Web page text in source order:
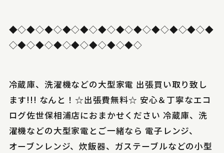
◆◇◆◇◆◇◆◇◆◇◆◇◆◇◆◇◆◇◆◇◆◇◆
◇◆◇◆◇◆◇◆◇◆◇◆◇◆◇
冷蔵庫、洗濯機などの大型家電 出張買い取り致し
ます!!! なんと！☆出張費無料☆ 安心＆丁寧なエコ
ログ佐世保相浦店におまかせください 冷蔵庫、洗
濯機などの大型家電とご一緒なら 電子レンジ、
オーブンレンジ、炊飯器、ガステーブルなどの小型